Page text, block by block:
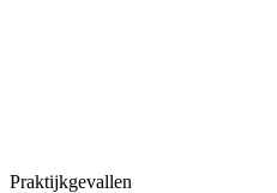
Praktijkgevallen